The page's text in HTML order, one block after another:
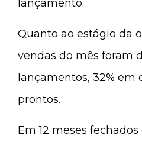
lançamento.
Quanto ao estágio da
vendas do mês foram
lançamentos, 32% em
prontos.
Em 12 meses